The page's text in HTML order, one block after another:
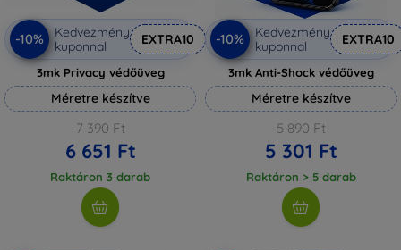
-10%
Kedvezmény
kuponnal
EXTRA10
3mk Privacy védőüveg
Méretre készítve
7 390 Ft
6 651 Ft
Raktáron 3 darab
-10%
Kedvezmény
kuponnal
EXTRA10
3mk Anti-Shock védőüveg
Méretre készítve
5 890 Ft
5 301 Ft
Raktáron > 5 darab